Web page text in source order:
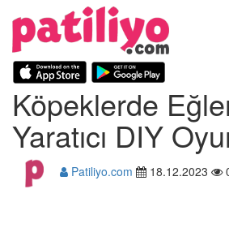
Köpeklerde
Yaratıcı DIY
Patiliyo.com 18.12.2023